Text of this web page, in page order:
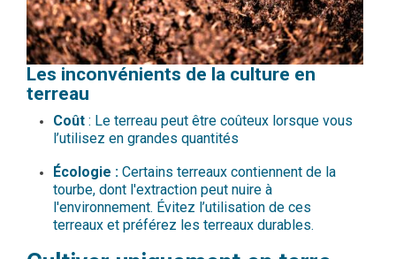
Les inconvénients de la culture en
terreau
Coût : Le terreau peut être coûteux lorsque vous
l’utilisez en grandes quantités
Écologie : Certains terreaux contiennent de la
tourbe, dont l'extraction peut nuire à
l'environnement. Évitez l’utilisation de ces
terreaux et préférez les terreaux durables.